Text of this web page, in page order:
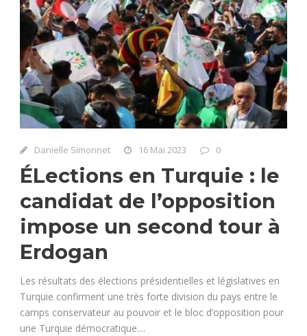
Danielle Simonnet 16 Mai 2023 0
ÉLections en Turquie : le
candidat de l’opposition
impose un second tour à
Erdogan
Les résultats des élections présidentielles et législatives en
Turquie confirment une très forte division du pays entre le
camps conservateur au pouvoir et le bloc d’opposition pour
une Turquie démocratique....